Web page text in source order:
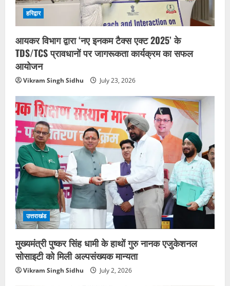
हरिद्वार
आयकर विभाग द्वारा ‘नए इनकम टैक्स एक्ट 2025’ के
TDS/TCS प्रावधानों पर जागरूकता कार्यक्रम का सफल
आयोजन
Vikram Singh Sidhu July 23, 2026
उत्तराखंड
मुख्यमंत्री पुष्कर सिंह धामी के हाथों गुरु नानक एजुकेशनल
सोसाइटी को मिली अल्पसंख्यक मान्यता
Vikram Singh Sidhu July 2, 2026